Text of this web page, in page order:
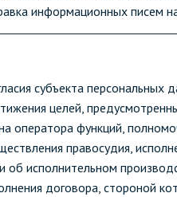
информационных писем
субъекта
целей,
оператора функций,
правосудия,
об исполнительном
договора, стороной